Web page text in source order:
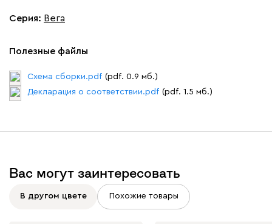
Альтеа
Серия: Вега
Полезные файлы
Схема сборки.pdf (pdf. 0.9 мб.)
Декларация о соответствии.pdf (pdf. 1.5 мб.)
Вас могут заинтересовать
В другом цвете Похожие товары